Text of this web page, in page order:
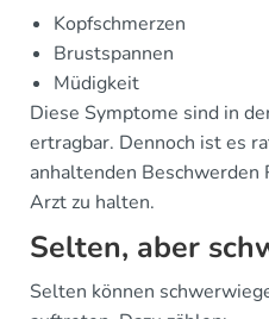
Kopfschmerzen
Brustspannen
Müdigkeit
Diese Symptome sind in
ertragbar. Dennoch ist es
anhaltenden Beschwerden
Arzt zu halten.
Selten, aber
Selten können